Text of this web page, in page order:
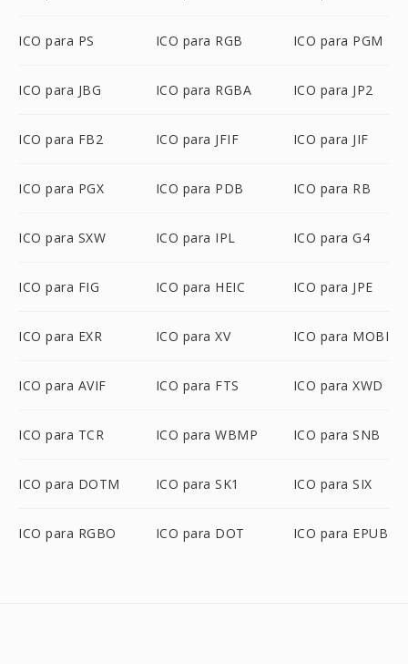
ICO para PS ICO para RGB ICO para PGM
ICO para JBG ICO para RGBA ICO para JP2
ICO para FB2 ICO para JFIF ICO para JIF
ICO para PGX ICO para PDB ICO para RB
ICO para SXW ICO para IPL ICO para G4
ICO para FIG ICO para HEIC ICO para JPE
ICO para EXR ICO para XV ICO para MOBI
ICO para AVIF ICO para FTS ICO para XWD
ICO para TCR ICO para WBMP ICO para SNB
ICO para DOTM ICO para SK1 ICO para SIX
ICO para RGBO ICO para DOT ICO para EPUB